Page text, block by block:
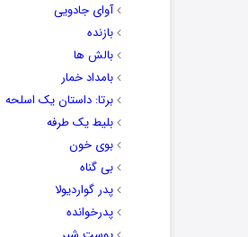
آوای جادویی
بازنده
بالش ها
بامداد خمار
برتا: داستان یک اسلحه
بلیط یک‌‌ طرفه
بوی خون
بی گناه
پدر گواردیولا
پدرخوانده